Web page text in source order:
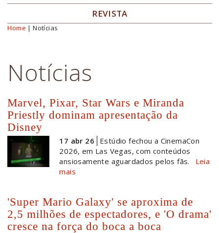
REVISTA
Você está aqui
Home | Notícias
Notícias
Marvel, Pixar, Star Wars e Miranda
Priestly dominam apresentação da
Disney
17 abr 26
Estúdio fechou a CinemaCon
2026, em Las Vegas, com conteúdos
ansiosamente aguardados pelos fãs.
Leia
mais
'Super Mario Galaxy' se aproxima de
2,5 milhões de espectadores, e 'O drama'
cresce na força do boca a boca